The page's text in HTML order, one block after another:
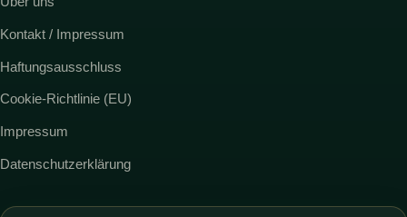
Kontakt / Impressum
Haftungsausschluss
Cookie-Richtlinie (EU)
Impressum
Datenschutzerklärung